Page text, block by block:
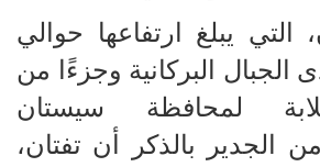
التي يبلغ ارتفاعها حوالي
إحدى الجبال البركانية وجزءًا من
لمحافظة سيستان
الجدير بالذكر أن تفتان،